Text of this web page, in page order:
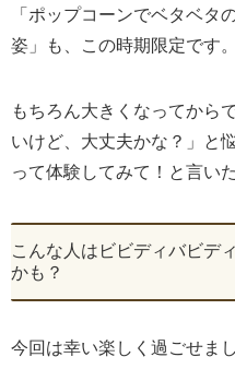
「ポップコーンでベタベタ
姿」も、この時期限定です。
もちろん大きくなってから
いけど、大丈夫かな？」と
って体験してみて！と言い
こんな人はビビディバビデ
かも？
今回は幸い楽しく過ごせまし